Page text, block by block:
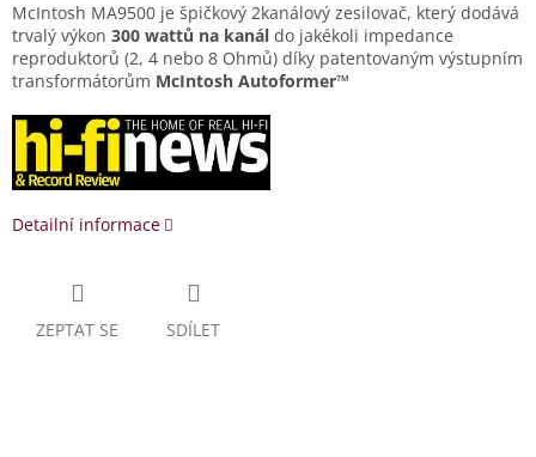
McIntosh MA9500 je špičkový 2kanálový zesilovač, který dodává
trvalý výkon 300 wattů na kanál do jakékoli impedance
reproduktorů (2, 4 nebo 8 Ohmů) díky patentovaným výstupním
transformátorům McIntosh Autoformer™
Detailní informace
ZEPTAT SE SDÍLET